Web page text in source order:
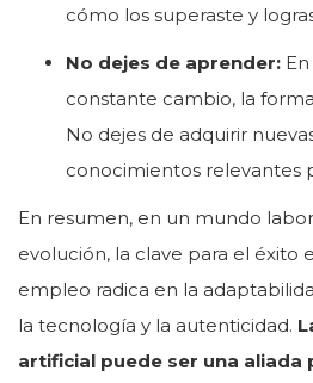
cómo los superaste y
No dejes de aprender:
constante cambio, la
No dejes de adquirir
conocimientos relevantes
En resumen, en un mundo
evolución, la clave para el éxito
empleo radica en la
la tecnología y la autenticidad.
artificial puede ser una aliada